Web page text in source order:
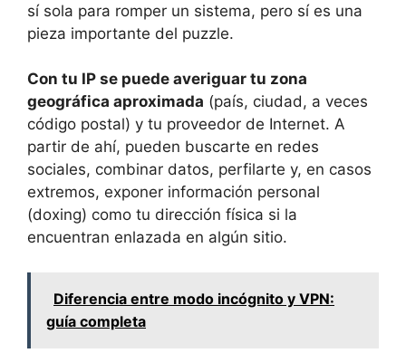
sí sola para romper un sistema, pero sí es una
pieza importante del puzzle.
Con tu IP se puede averiguar tu zona
geográfica aproximada (país, ciudad, a veces
código postal) y tu proveedor de Internet. A
partir de ahí, pueden buscarte en redes
sociales, combinar datos, perfilarte y, en casos
extremos, exponer información personal
(doxing) como tu dirección física si la
encuentran enlazada en algún sitio.
Diferencia entre modo incógnito y VPN:
guía completa